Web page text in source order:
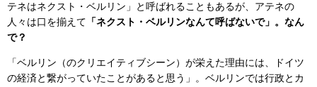
テネはネクスト・ベルリン」と呼ばれることもあるが、アテネの
人々は口を揃えて 「ネクスト・ベルリンなんて呼ばないで」。なん
で？
「ベルリン（のクリエイティブシーン）が栄えた理由には、ドイツ
の経済と繋がっていたことがあると思う」。ベルリンでは行政とカ